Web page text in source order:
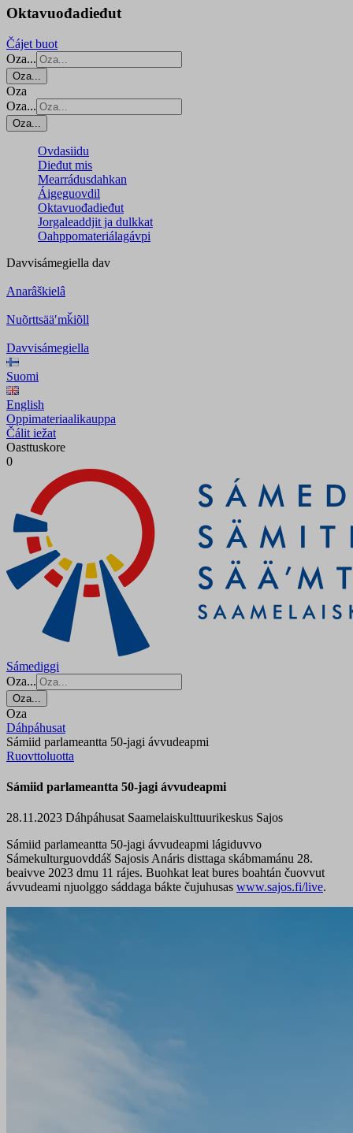
Oktavuođadieđut
Čájet buot
Oza...
Oza...
Oza
Oza...
Oza...
Ovdasiidu
Dieđut mis
Mearrádusdahkan
Áigeguovdil
Oktavuođadieđut
Jorgaleaddjit ja dulkkat
Oahppomateriálagávpi
Davvisámegiella dav
Anarâškielâ
Nuõrttsääʹmǩiõll
Davvisámegiella
Suomi
English
Oppimateriaalikauppa
Čálit iežat
Oasttuskore
0
Sámediggi
Oza...
Oza...
Oza
Dáhpáhusat
Sámiid parlameantta 50-jagi ávvudeapmi
Ruovttoluotta
Sámiid parlameantta 50-jagi ávvudeapmi
28.11.2023 Dáhpáhusat Saamelaiskulttuurikeskus Sajos
Sámiid parlameantta 50-jagi ávvudeapmi lágiduvvo
Sámekulturguovddáš Sajosis Anáris disttaga skábmamánu 28.
beaivve 2023 dmu 11 rájes. Buohkat leat bures boahtán čuovvut
ávvudeami njuolggo sáddaga bákte čujuhusas www.sajos.fi/live.